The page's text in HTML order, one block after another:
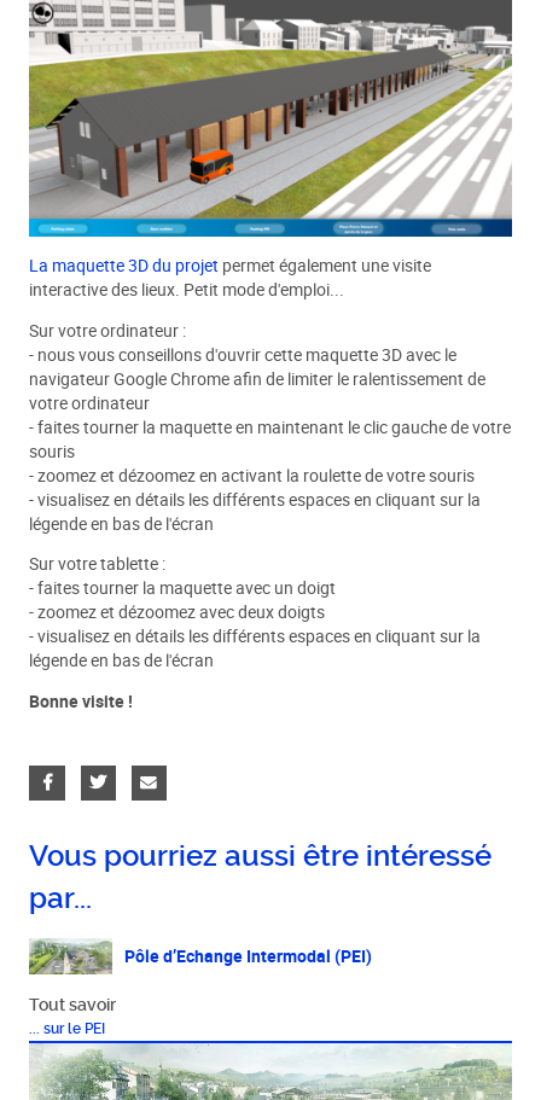
La maquette 3D du projet permet également une visite
interactive des lieux. Petit mode d'emploi...
Sur votre ordinateur :
- nous vous conseillons d'ouvrir cette maquette 3D avec le
navigateur Google Chrome afin de limiter le ralentissement de
votre ordinateur
- faites tourner la maquette en maintenant le clic gauche de votre
souris
- zoomez et dézoomez en activant la roulette de votre souris
- visualisez en détails les différents espaces en cliquant sur la
légende en bas de l'écran
Sur votre tablette :
- faites tourner la maquette avec un doigt
- zoomez et dézoomez avec deux doigts
- visualisez en détails les différents espaces en cliquant sur la
légende en bas de l'écran
Bonne visite !
Vous pourriez aussi être intéressé
par...
Pôle d’Echange Intermodal (PEI)
... sur le PEI
Tout savoir